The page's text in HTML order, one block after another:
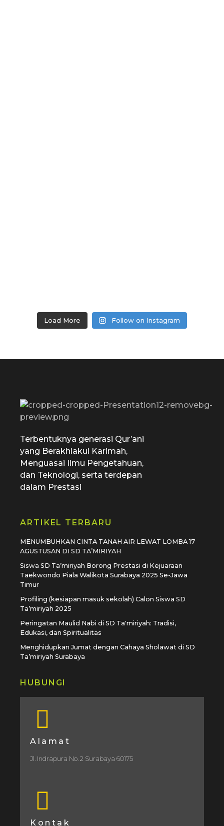
Load More Follow on Instagram
Terbentuknya generasi Qur’ani
yang Berakhlakul Karimah,
Menguasai Ilmu Pengetahuan,
dan Teknologi, serta terdepan
dalam Prestasi
ARTIKEL TERBARU
MENUMBUHKAN CINTA TANAH AIR LEWAT LOMBA 17
AGUSTUSAN DI SD TA’MIRIYAH
Siswa SD Ta’miriyah Borong Prestasi di Kejuaraan
Taekwondo Piala Walikota Surabaya 2025 Se-Jawa
Timur
Profiling (kesiapan masuk sekolah) Calon Siswa SD
Ta’miriyah 2025
Peringatan Maulid Nabi di SD Ta'miriyah: Tradisi,
Edukasi, dan Spiritualitas
Menghidupkan Jumat dengan Cahaya Sholawat di SD
Ta’miriyah Surabaya
HUBUNGI
Alamat
Jl. Indrapura No. 2 Surabaya 60175
Kontak